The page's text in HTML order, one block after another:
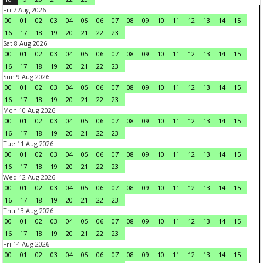
Fri 7 Aug 2026
00
01 02 03 04 05 06 07 08 09 10 11 12 13 14
15
16
17 18 19 20 21 22
23
Sat 8 Aug 2026
00
01 02 03 04 05 06 07 08 09 10 11 12 13 14
15
16
17 18 19 20 21 22
23
Sun 9 Aug 2026
00
01 02 03 04 05 06 07 08 09 10 11 12 13 14
15
16
17 18 19 20 21 22
23
Mon 10 Aug 2026
00
01 02 03 04 05 06 07 08 09 10 11 12 13 14
15
16
17 18 19 20 21 22
23
Tue 11 Aug 2026
00
01 02 03 04 05 06 07 08 09 10 11 12 13 14
15
16
17 18 19 20 21 22
23
Wed 12 Aug 2026
00
01 02 03 04 05 06 07 08 09 10 11 12 13 14
15
16
17 18 19 20 21 22
23
Thu 13 Aug 2026
00
01 02 03 04 05 06 07 08 09 10 11 12 13 14
15
16
17 18 19 20 21 22
23
Fri 14 Aug 2026
00
01 02 03 04 05 06 07 08 09 10 11 12 13 14
15